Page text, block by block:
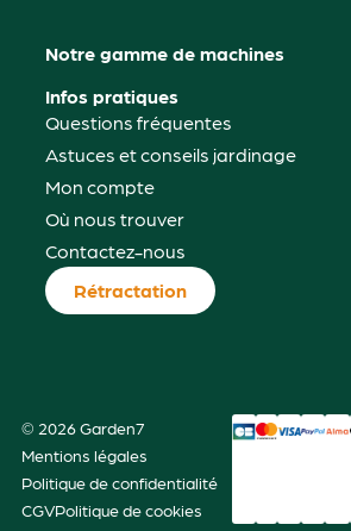
Notre gamme de machines
Infos pratiques
Questions fréquentes
Astuces et conseils jardinage
Mon compte
Où nous trouver
Contactez-nous
Rétractation
© 2026 Garden7
Mentions légales
Politique de confidentialité
CGVPolitique de cookies